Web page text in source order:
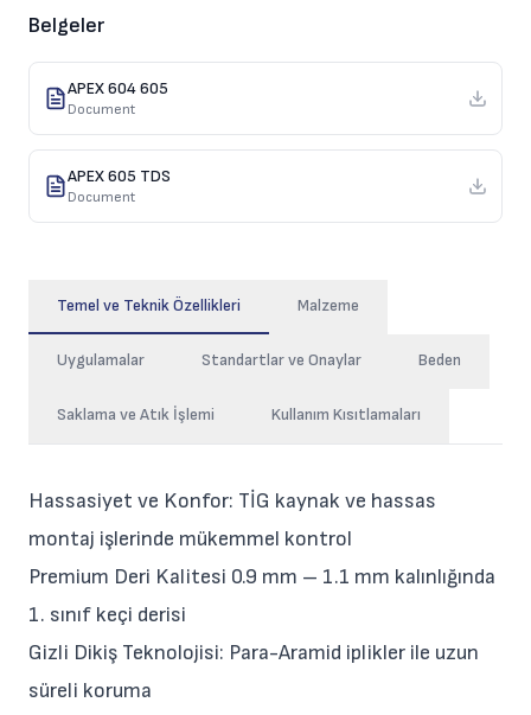
Belgeler
APEX 604 605
Document
APEX 605 TDS
Document
Temel ve Teknik Özellikleri Malzeme
Uygulamalar Standartlar ve Onaylar Beden
Saklama ve Atık İşlemi Kullanım Kısıtlamaları
Hassasiyet ve Konfor: TİG kaynak ve hassas
montaj işlerinde mükemmel kontrol
Premium Deri Kalitesi 0.9 mm – 1.1 mm kalınlığında
1. sınıf keçi derisi
Gizli Dikiş Teknolojisi: Para-Aramid iplikler ile uzun
süreli koruma